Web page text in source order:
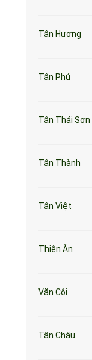
Tân Hương
Tân Phú
Tân Thái Sơn
Tân Thành
Tân Việt
Thiên Ân
Văn Côi
Tân Châu